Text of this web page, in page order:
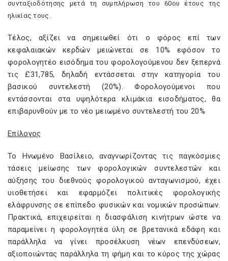
συνταξιοδότησης μετά τη συμπλήρωση του 60ου έτους της
ηλικίας τους.
Τέλος, αξίζει να σημειωθεί ότι ο φόρος επί των
κεφαλαιακών κερδών μειώνεται σε 10% εφόσον το
φορολογητέο εισόδημα του φορολογούμενου δεν ξεπερνά
τις £31,785, δηλαδή εντάσσεται στην κατηγορία του
βασικού συντελεστή (20%). Φορολογούμενοι που
εντάσσονται στα υψηλότερα κλιμάκια εισοδήματος, θα
επιβαρυνθούν με το νέο μειωμένο συντελεστή του 20%
Επίλογος
Το Ηνωμένο Βασίλειο, αναγνωρίζοντας τις παγκόσμιες
τάσεις μείωσης των φορολογικών συντελεστών και
αύξησης του διεθνούς φορολογικού ανταγωνισμού, έχει
υιοθετήσει και εφαρμόζει πολιτικές φορολογικής
ελάφρυνσης σε επίπεδο φυσικών και νομικών προσώπων.
Πρακτικά, επιχειρείται η διασφάλιση κινήτρων ώστε να
παραμείνει η φορολογητέα ύλη σε βρετανικά εδάφη και
παράλληλα να γίνει προσέλκυση νέων επενδύσεων,
αξιοποιώντας παράλληλα τη φήμη και το κύρος της χώρας